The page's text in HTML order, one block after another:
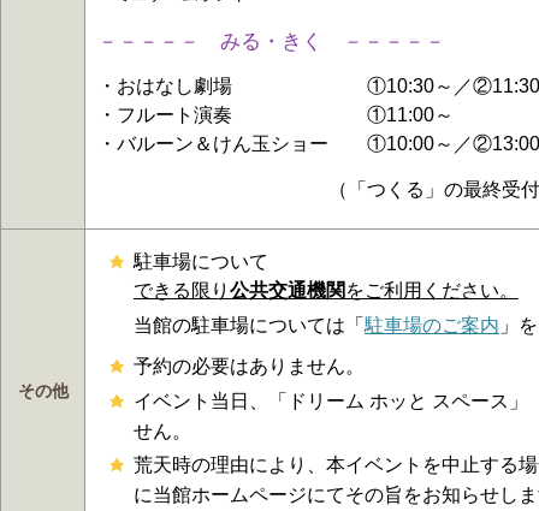
－－－－－ みる・きく －－－－－
・おはなし劇場 ①10:30～／
・フルート演奏 ①11:00～
・バルーン＆けん玉ショー ①10:00～／
（「つくる」の最終受付は15
その他
駐車場について
できる限り 公共交通機関 をご利用ください。
当館の駐車場については「 駐車場のご案内 」
予約の必要はありません。
イベント当日、「ドリーム ホッと スペース
せん。
荒天時の理由により、本イベントを中止する
に当館ホームページにてその旨をお知らせし